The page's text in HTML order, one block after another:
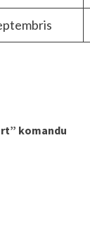
komandu